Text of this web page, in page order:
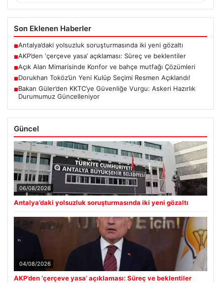
Son Eklenen Haberler
■Antalya’daki yolsuzluk soruşturmasında iki yeni gözaltı
■AKP’den ‘çerçeve yasa’ açıklaması: Süreç ve beklentiler
■Açık Alan Mimarisinde Konfor ve bahçe mutfağı Çözümleri
■Dorukhan Toköz’ün Yeni Kulüp Seçimi Resmen Açıklandı!
■Bakan Güler’den KKTC’ye Güvenliğe Vurgu: Askeri Hazırlık
Durumumuz Güncelleniyor
Güncel
06/08/2026
Antalya’daki yolsuzluk soruşturmasında iki yeni gözaltı
04/08/2026
AKP’den ‘çerçeve yasa’ açıklaması: Süreç ve beklentiler